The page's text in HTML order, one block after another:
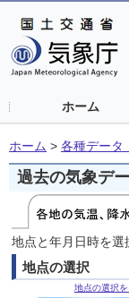
ホーム
ホーム > 各種データ
過去の気象デ
地点と年月日時を
地点の選択
地点の選択